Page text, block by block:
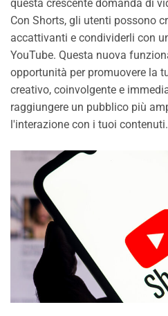
questa crescente domanda di
Con Shorts, gli utenti possono
accattivanti e condividerli con
YouTube. Questa nuova
opportunità per promuovere la
creativo, coinvolgente e
raggiungere un pubblico più
l'interazione con i tuoi contenuti.